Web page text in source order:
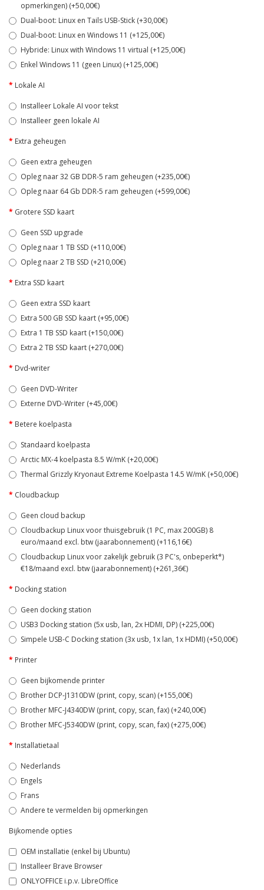
opmerkingen) (+50,00€)
Dual-boot: Linux en Tails USB-Stick (+30,00€)
Dual-boot: Linux en Windows 11 (+125,00€)
Hybride: Linux with Windows 11 virtual (+125,00€)
Enkel Windows 11 (geen Linux) (+125,00€)
Lokale AI
Installeer Lokale AI voor tekst
Installeer geen lokale AI
Extra geheugen
Geen extra geheugen
Opleg naar 32 GB DDR-5 ram geheugen (+235,00€)
Opleg naar 64 Gb DDR-5 ram geheugen (+599,00€)
Grotere SSD kaart
Geen SSD upgrade
Opleg naar 1 TB SSD (+110,00€)
Opleg naar 2 TB SSD (+210,00€)
Extra SSD kaart
Geen extra SSD kaart
Extra 500 GB SSD kaart (+95,00€)
Extra 1 TB SSD kaart (+150,00€)
Extra 2 TB SSD kaart (+270,00€)
Dvd-writer
Geen DVD-Writer
Externe DVD-Writer (+45,00€)
Betere koelpasta
Standaard koelpasta
Arctic MX-4 koelpasta 8.5 W/mK (+20,00€)
Thermal Grizzly Kryonaut Extreme Koelpasta 14.5 W/mK (+50,00€)
Cloudbackup
Geen cloud backup
Cloudbackup Linux voor thuisgebruik (1 PC, max 200GB) 8
euro/maand excl. btw (jaarabonnement) (+116,16€)
Cloudbackup Linux voor zakelijk gebruik (3 PC's, onbeperkt*)
€18/maand excl. btw (jaarabonnement) (+261,36€)
Docking station
Geen docking station
USB3 Docking station (5x usb, lan, 2x HDMI, DP) (+225,00€)
Simpele USB-C Docking station (3x usb, 1x lan, 1x HDMI) (+50,00€)
Printer
Geen bijkomende printer
Brother DCP-J1310DW (print, copy, scan) (+155,00€)
Brother MFC-J4340DW (print, copy, scan, fax) (+240,00€)
Brother MFC-J5340DW (print, copy, scan, fax) (+275,00€)
Installatietaal
Nederlands
Engels
Frans
Andere te vermelden bij opmerkingen
Bijkomende opties
OEM installatie (enkel bij Ubuntu)
Installeer Brave Browser
ONLYOFFICE i.p.v. LibreOffice